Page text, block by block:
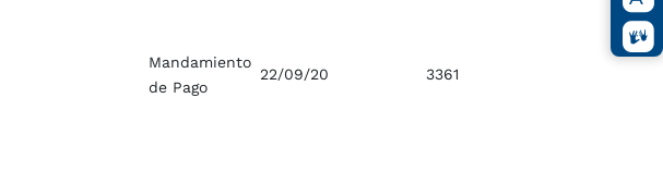
Mandamiento
de Pago
22/09/20 3361